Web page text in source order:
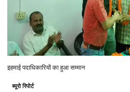
इहमाई पदाधिकारियों का हुआ सम्मान
ब्यूरो रिपोर्ट